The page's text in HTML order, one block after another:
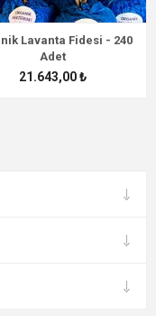
Lavanta Fidesi - 240
Adet
21.643,00 ₺